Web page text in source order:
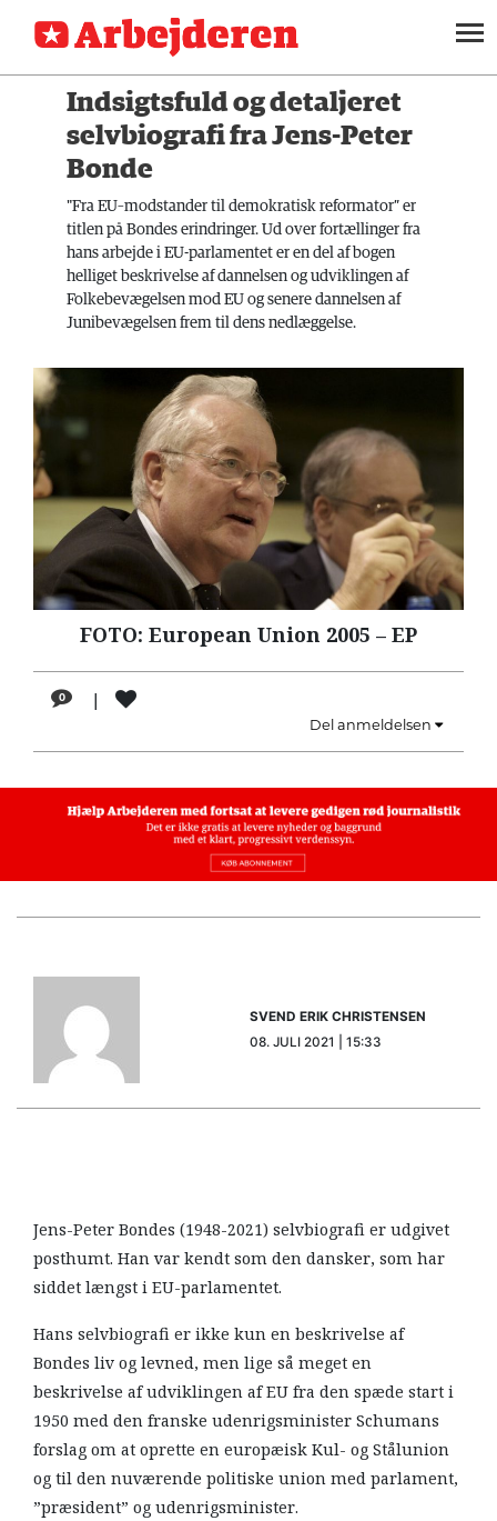
SEKTIONER
ARBEJDEREN
MENER
FAGLIGT
INDLAND
UDLAND
KULTUR
KALENDER
BLOGS
DEBAT
LÆSER
LÆSER
NAVNE
TEORI
SOUNDCLOUD
ABONNER
LOG IND
ANMELDELSE
Indsigtsfuld og detaljeret
selvbiografi fra Jens-Peter
Bonde
"Fra EU–modstander til demokratisk reformator” er
titlen på Bondes erindringer. Ud over fortællinger fra
hans arbejde i EU-parlamentet er en del af bogen
helliget beskrivelse af dannelsen og udviklingen af
Folkebevægelsen mod EU og senere dannelsen af
Junibevægelsen frem til dens nedlæggelse.
FOTO: European Union 2005 – EP
0 |
Del anmeldelsen
SVEND ERIK CHRISTENSEN
08. JULI 2021 | 15:33
Jens-Peter Bondes (1948-2021) selvbiografi er udgivet
posthumt. Han var kendt som den dansker, som har
siddet længst i EU-parlamentet.
Hans selvbiografi er ikke kun en beskrivelse af
Bondes liv og levned, men lige så meget en
beskrivelse af udviklingen af EU fra den spæde start i
1950 med den franske udenrigsminister Schumans
forslag om at oprette en europæisk Kul- og Stålunion
og til den nuværende politiske union med parlament,
”præsident” og udenrigsminister.